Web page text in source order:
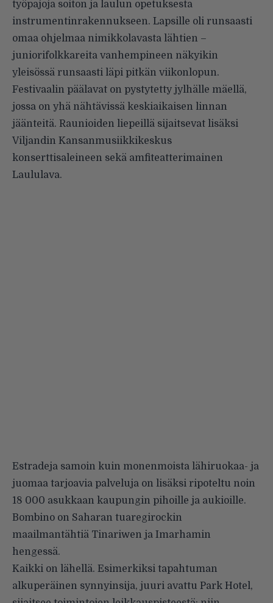
työpajoja soiton ja laulun opetuksesta
instrumentinrakennukseen. Lapsille oli runsaasti
omaa ohjelmaa nimikkolavasta lähtien –
juniorifolkkareita vanhempineen näkyikin
yleisössä runsaasti läpi pitkän viikonlopun.
Festivaalin päälavat on pystytetty jylhälle mäellä,
jossa on yhä nähtävissä keskiaikaisen linnan
jäänteitä. Raunioiden liepeillä sijaitsevat lisäksi
Viljandin Kansanmusiikkikeskus
konserttisaleineen sekä amfiteatterimainen
Laululava.
Estradeja samoin kuin monenmoista lähiruokaa- ja
juomaa tarjoavia palveluja on lisäksi ripoteltu noin
18 000 asukkaan kaupungin pihoille ja aukioille.
Bombino on Saharan tuaregirockin
maailmantähtiä Tinariwen ja Imarhamin
hengessä.
Kaikki on lähellä. Esimerkiksi tapahtuman
alkuperäinen synnyinsija, juuri avattu Park Hotel,